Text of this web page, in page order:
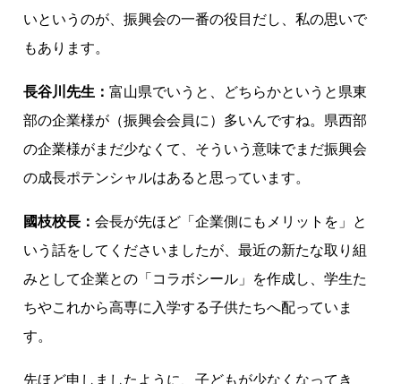
いというのが、振興会の一番の役目だし、私の思いで
もあります。
長谷川先生：富山県でいうと、どちらかというと県東
部の企業様が（振興会会員に）多いんですね。県西部
の企業様がまだ少なくて、そういう意味でまだ振興会
の成長ポテンシャルはあると思っています。
國枝校長：会長が先ほど「企業側にもメリットを」と
いう話をしてくださいましたが、最近の新たな取り組
みとして企業との「コラボシール」を作成し、学生た
ちやこれから高専に入学する子供たちへ配っていま
す。
先ほど申しましたように、子どもが少なくなってき